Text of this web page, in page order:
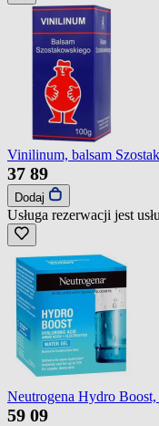
Vinilinum, balsam
37 89
Dodaj
Usługa rezerwacji jest
Neutrogena Hydro
59 09